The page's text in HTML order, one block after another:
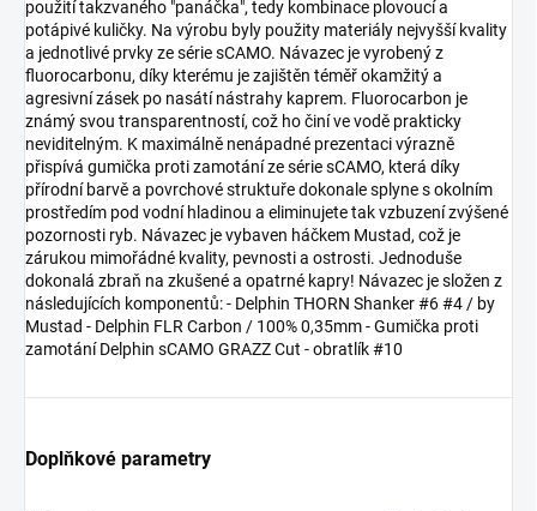
použití takzvaného "panáčka", tedy kombinace plovoucí a
potápivé kuličky. Na výrobu byly použity materiály nejvyšší kvality
a jednotlivé prvky ze série sCAMO. Návazec je vyrobený z
fluorocarbonu, díky kterému je zajištěn téměř okamžitý a
agresivní zásek po nasátí nástrahy kaprem. Fluorocarbon je
známý svou transparentností, což ho činí ve vodě prakticky
neviditelným. K maximálně nenápadné prezentaci výrazně
přispívá gumička proti zamotání ze série sCAMO, která díky
přírodní barvě a povrchové struktuře dokonale splyne s okolním
prostředím pod vodní hladinou a eliminujete tak vzbuzení zvýšené
pozornosti ryb. Návazec je vybaven háčkem Mustad, což je
zárukou mimořádné kvality, pevnosti a ostrosti. Jednoduše
dokonalá zbraň na zkušené a opatrné kapry! Návazec je složen z
následujících komponentů: - Delphin THORN Shanker #6 #4 / by
Mustad - Delphin FLR Carbon / 100% 0,35mm - Gumička proti
zamotání Delphin sCAMO GRAZZ Cut - obratlík #10
Doplňkové parametry